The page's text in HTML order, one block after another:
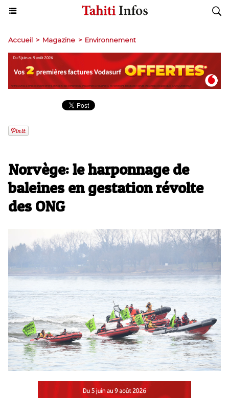
Accueil > Magazine > Environnement
Norvège: le harponnage de
baleines en gestation révolte
des ONG